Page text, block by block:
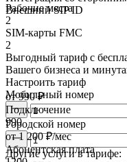
Внешний SIP ID
Рабочие места
2
SIM-карты FMC
2
Выгодный тариф с
Вашего бизнеса и
Настроить тариф
Мобильный номер
Городской номер
Другие услуги в тарифе:
от 990 ₽
Подключение
990
от 1 200 ₽/мес
Абонентская плата